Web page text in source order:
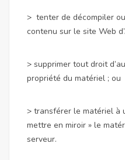
> tenter de décompiler
contenu sur le site Web
> supprimer tout droit
propriété du matériel ; ou
> transférer le matériel à
mettre en miroir » le
serveur.